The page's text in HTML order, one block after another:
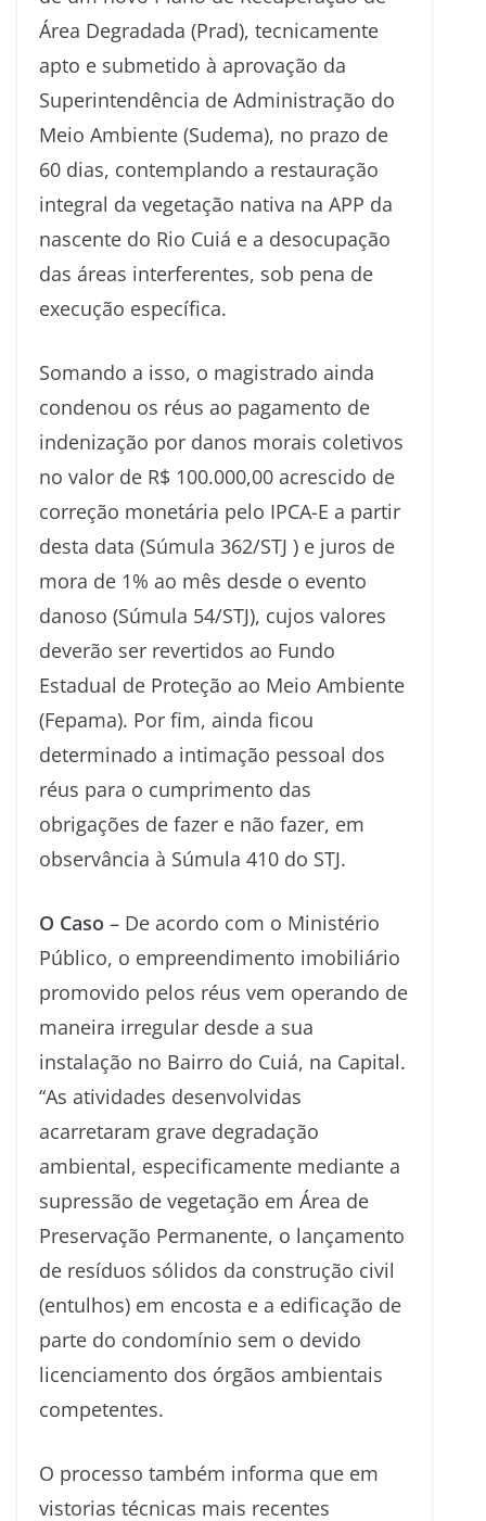
Área Degradada (Prad), tecnicamente
apto e submetido à aprovação da
Superintendência de Administração do
Meio Ambiente (Sudema), no prazo de
60 dias, contemplando a restauração
integral da vegetação nativa na APP da
nascente do Rio Cuiá e a desocupação
das áreas interferentes, sob pena de
execução específica.
Somando a isso, o magistrado ainda
condenou os réus ao pagamento de
indenização por danos morais coletivos
no valor de R$ 100.000,00 acrescido de
correção monetária pelo IPCA-E a partir
desta data (Súmula 362/STJ ) e juros de
mora de 1% ao mês desde o evento
danoso (Súmula 54/STJ), cujos valores
deverão ser revertidos ao Fundo
Estadual de Proteção ao Meio Ambiente
(Fepama). Por fim, ainda ficou
determinado a intimação pessoal dos
réus para o cumprimento das
obrigações de fazer e não fazer, em
observância à Súmula 410 do STJ.
O Caso – De acordo com o Ministério
Público, o empreendimento imobiliário
promovido pelos réus vem operando de
maneira irregular desde a sua
instalação no Bairro do Cuiá, na Capital.
“As atividades desenvolvidas
acarretaram grave degradação
ambiental, especificamente mediante a
supressão de vegetação em Área de
Preservação Permanente, o lançamento
de resíduos sólidos da construção civil
(entulhos) em encosta e a edificação de
parte do condomínio sem o devido
licenciamento dos órgãos ambientais
competentes.
O processo também informa que em
vistorias técnicas mais recentes